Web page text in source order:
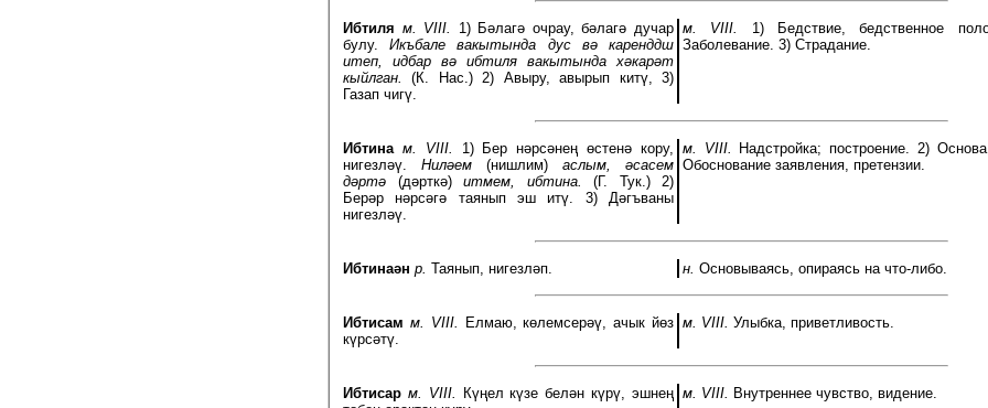
Ибтиля м. VIII.
1) Бәлагә очрау, бәлагә дучар
булу. Икъбале вакытында дус вә каренддш
итеп, идбар вә ибтиля вакытында хәкарәт
кыйлган.
(К. Нас.) 2) Авыру, авырып китү, 3)
Газап чигү.
м. VIII.
1) Бедствие, бедственное
Заболевание. 3) Страдание.
Ибтина м. VIII.
1) Бер нәрсәнең өстенә кору,
нигезләү. Ниләем (нишлим) аслым, әсасем
дәртә (дәрткә)итмем, ибтина. (Г. Тук.) 2)
Берәр нәрсәгә таянып эш итү. 3) Дәгъваны
нигезләү.
м. VIII.
Надстройка; построение. 2)
Обоснование заявления, претензии.
Ибтинаән р. Таянып, нигезләп. н. Основываясь, опираясь на что-либо.
Ибтисам м. VIII.
Елмаю, көлемсерәү, ачык йөз
күрсәтү.
м. VIII. Улыбка, приветливость.
Ибтисар м. VIII.
Күңел күзе белән күрү, эшнең м. VIII. Внутреннее чувство, видение.